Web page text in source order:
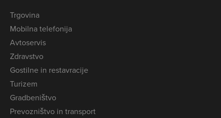
Trgovina
Mobilna telefonija
Avtoservis
Zdravstvo
Gostilne in restavracije
Turizem
Gradbeništvo
Prevozništvo in transport